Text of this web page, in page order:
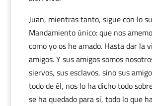
Juan, mientras tanto, sigue con lo
Mandamiento único: que nos
como yo os he amado. Hasta dar la
amigos. Y sus amigos somos
siervos, sus esclavos, sino sus
todo de él, nos lo ha dicho todo
se ha quedado para sí, todo lo que